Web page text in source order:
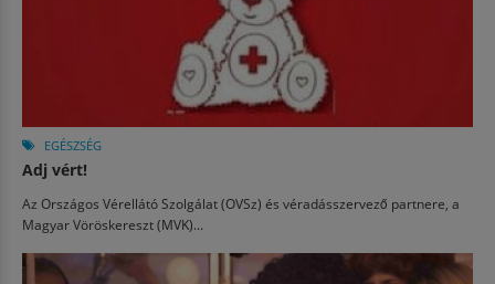
EGÉSZSÉG
Adj vért!
Az Országos Vérellátó Szolgálat (OVSz) és véradásszervező partnere, a
Magyar Vöröskereszt (MVK)...